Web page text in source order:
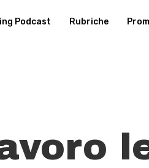
Podcast Rubriche